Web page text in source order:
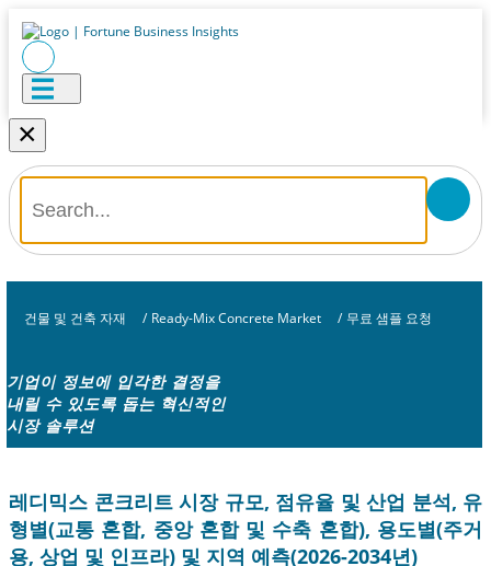
×
건물 및 건축 자재 / Ready-Mix Concrete Market / 무료 샘플 요청
기업이 정보에 입각한 결정을
내릴 수 있도록 돕는 혁신적인
시장 솔루션
레디믹스 콘크리트 시장 규모, 점유율 및 산업 분석, 유
형별(교통 혼합, 중앙 혼합 및 수축 혼합), 용도별(주거
용, 상업 및 인프라) 및 지역 예측(2026-2034년)